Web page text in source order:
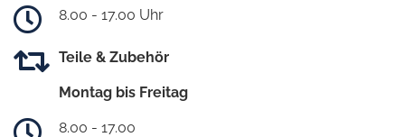
8.00 - 17.00 Uhr
Teile & Zubehör
Montag bis Freitag
8.00 - 17.00